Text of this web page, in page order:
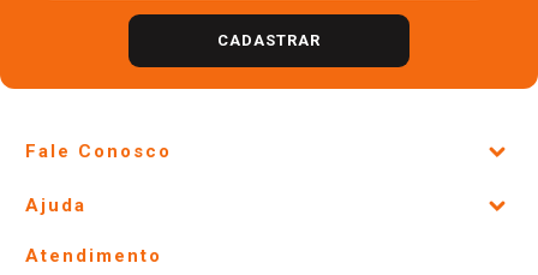
CADASTRAR
Fale Conosco
Lojas Físicas e Horários
Ofertas
Ajuda
Atendimento